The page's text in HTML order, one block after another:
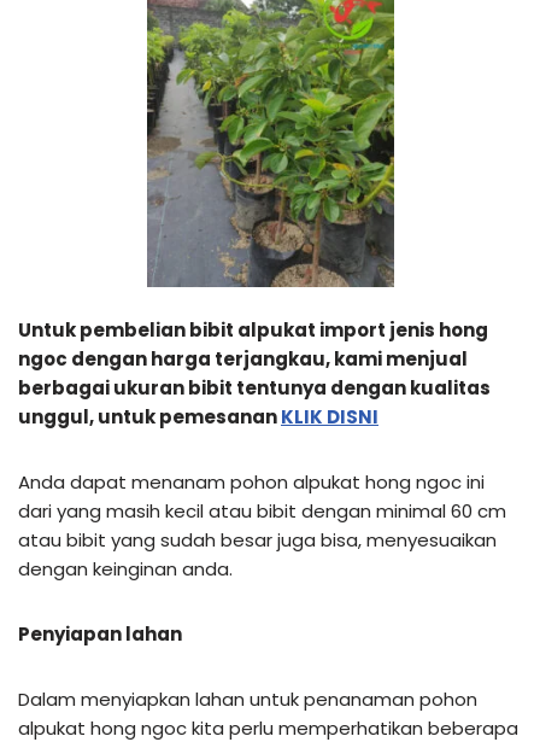
Untuk pembelian bibit alpukat import jenis hong
ngoc dengan harga terjangkau, kami menjual
berbagai ukuran bibit tentunya dengan kualitas
unggul, untuk pemesananKLIK DISNI
Anda dapat menanam pohon alpukat hong ngoc ini
dari yang masih kecil atau bibit dengan minimal 60 cm
atau bibit yang sudah besar juga bisa, menyesuaikan
dengan keinginan anda.
Penyiapan lahan
Dalam menyiapkan lahan untuk penanaman pohon
alpukat hong ngoc kita perlu memperhatikan beberapa